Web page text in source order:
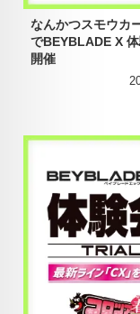
なんかつスモウカ
でBEYBLADE X
開催